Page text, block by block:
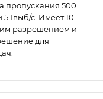
пропускания 500
5 Гвыб/с. Имеет 10-
разрешением и
для